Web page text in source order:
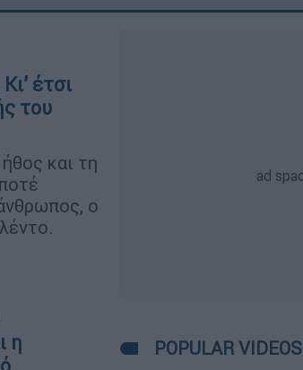
έτσι
του
και τη
ο
η
POPULAR VIDEOS